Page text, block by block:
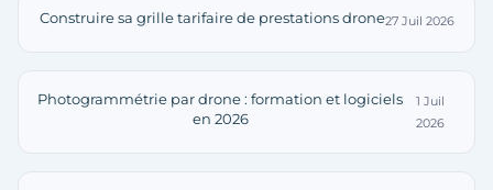
Construire sa grille tarifaire de prestations drone27 Juil 2026
Photogrammétrie par drone : formation et logiciels
en 2026
1 Juil
2026